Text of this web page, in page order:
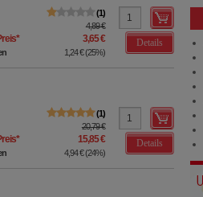
1
4,89 €
* 3,65 €
1,24 €(25%)
Details
1
20,79 €
* 15,85 €
4,94 €(24%)
Details